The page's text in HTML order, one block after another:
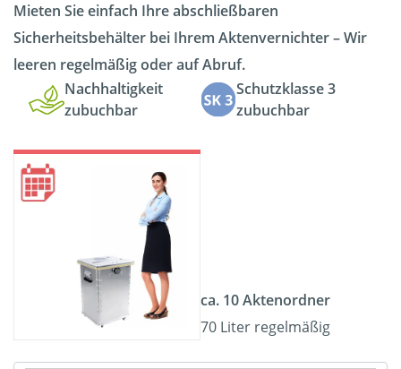
Mieten Sie einfach Ihre abschließbaren
Sicherheitsbehälter bei Ihrem Aktenvernichter – Wir
leeren regelmäßig oder auf Abruf.
Nachhaltigkeit
zubuchbar
Schutzklasse 3
zubuchbar
ca. 10 Aktenordner
70 Liter regelmäßig